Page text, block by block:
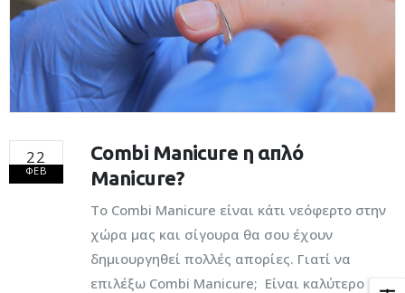
22
ΦΕΒ
Combi Manicure η απλό
Manicure?
Το Combi Manicure είναι κάτι νεόφερτο στην
χώρα μας και σίγουρα θα σου έχουν
δημιουργηθεί πολλές απορίες. Γιατί να
επιλέξω Combi Manicure; Είναι καλύτερο από